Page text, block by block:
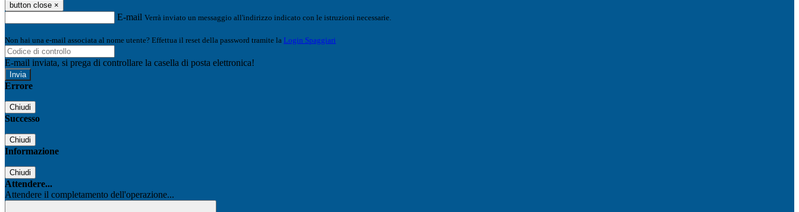
button close ×
E-mail Verrà inviato un messaggio all'indirizzo indicato con le istruzioni necessarie.
Non hai una e-mail associata al nome utente? Effettua il reset della password tramite la Login Spaggiari
E-mail inviata, si prega di controllare la casella di posta elettronica!
Errore
Chiudi
Successo
Chiudi
Informazione
Chiudi
Attendere...
Attendere il completamento dell'operazione...